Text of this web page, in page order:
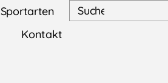
Sportarten
Kontakt